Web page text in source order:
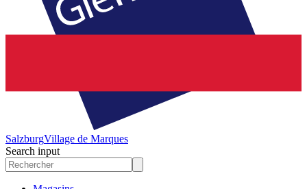
SalzburgVillage de Marques
Search input